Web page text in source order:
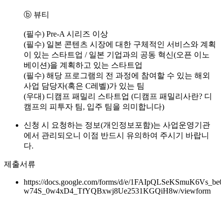
ⓑ 뷰티
(필수) Pre-A 시리즈 이상
(필수) 일본 콘텐츠 시장에 대한 구체적인 서비스와 계획
이 있는 스타트업 / 일본 기업과의 공동 혁신(오픈 이노
베이션)을 계획하고 있는 스타트업
(필수) 해당 프로그램의 전 과정에 참여할 수 있는 해외
사업 담당자(혹은 C레벨)가 있는 팀
(우대) 디캠프 패밀리 스타트업 (디캠프 패밀리사란? 디
캠프의 피투자 팀, 입주 팀을 의미합니다)
신청 시 요청하는 정보(개인정보포함)는 사업운영기관
에서 관리되오니 이점 반드시 유의하여 주시기 바랍니
다.
제출서류
https://docs.google.com/forms/d/e/
w74S_0w4xD4_TfYQBxwj8Ue2531KGQiH8w/viewform